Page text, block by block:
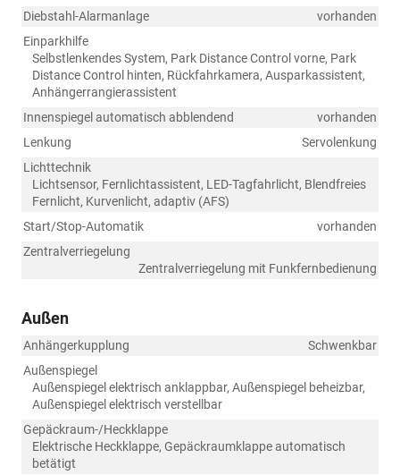
Diebstahl-Alarmanlage
vorhanden
Einparkhilfe
Selbstlenkendes System, Park Distance Control vorne, Park
Distance Control hinten, Rückfahrkamera, Ausparkassistent,
Anhängerrangierassistent
Innenspiegel automatisch abblendend
vorhanden
Lenkung
Servolenkung
Lichttechnik
Lichtsensor, Fernlichtassistent, LED-Tagfahrlicht, Blendfreies
Fernlicht, Kurvenlicht, adaptiv (AFS)
Start/Stop-Automatik
vorhanden
Zentralverriegelung
Zentralverriegelung mit Funkfernbedienung
Außen
Anhängerkupplung
Schwenkbar
Außenspiegel
Außenspiegel elektrisch anklappbar, Außenspiegel beheizbar,
Außenspiegel elektrisch verstellbar
Gepäckraum-/Heckklappe
Elektrische Heckklappe, Gepäckraumklappe automatisch
betätigt